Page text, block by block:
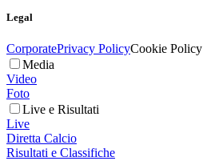
Legal
CorporatePrivacy PolicyCookie Policy
Media
Video
Foto
Live e Risultati
Live
Diretta Calcio
Risultati e Classifiche